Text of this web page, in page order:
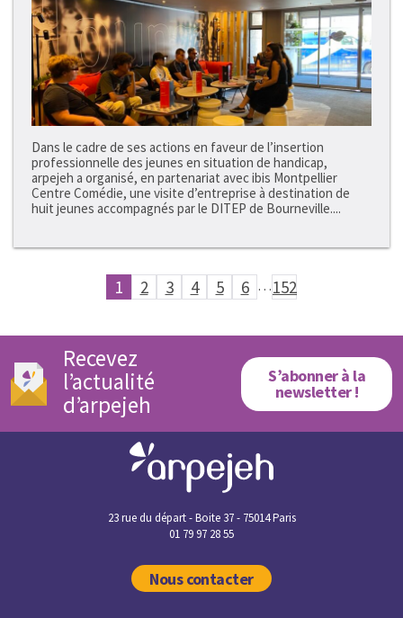
Dans le cadre de ses actions en faveur de l’insertion
professionnelle des jeunes en situation de handicap,
arpejeh a organisé, en partenariat avec ibis Montpellier
Centre Comédie, une visite d’entreprise à destination de
huit jeunes accompagnés par le DITEP de Bourneville....
1 2 3 4 5 6 …152
Recevez
l’actualité
d’arpejeh
S’abonner à la
newsletter !
23 rue du départ - Boite 37 - 75014 Paris
01 79 97 28 55
Nous contacter